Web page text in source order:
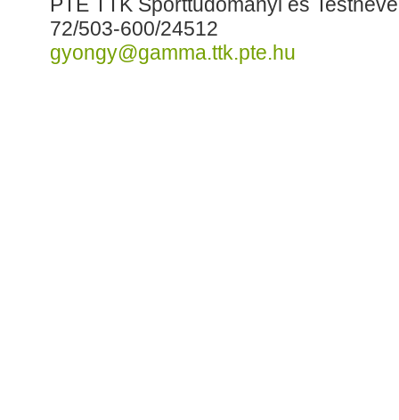
72/503-600/24512
gyongy@gamma.ttk.pte.hu